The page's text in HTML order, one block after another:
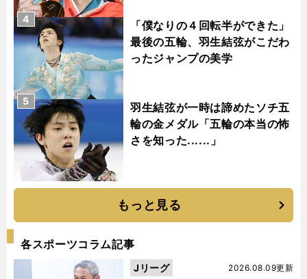
「僕なりの４回転半ができた」
最後の五輪、羽生結弦がこだわ
ったジャンプの美学
4
羽生結弦が一時は諦めたソチ五
輪の金メダル「五輪の本当の怖
さを知った......」
5
もっと見る
各スポーツコラム記事
2026.08.09更新
Jリーグ